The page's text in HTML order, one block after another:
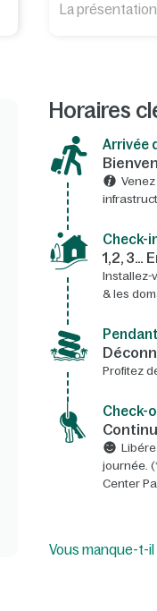
La
Horaires
Arrivée
Check-
1,2, 3…
Installez-
& les
Profitez
Check-
journée.
Center
Vous manque-t-